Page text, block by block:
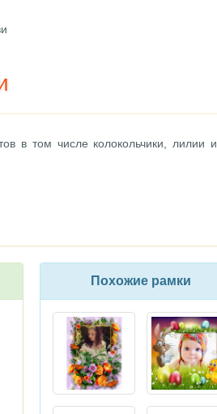
в том числе колокольчики, лилии и
Похожие рамки